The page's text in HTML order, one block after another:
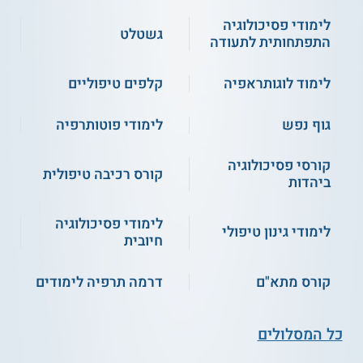
מעת לעת. המידע המוצג כאן נכתב ונערך על ידי
צוות האתר. למען הסר ספק בין האתר למוסד
למידע נוסף לחצו: אחוה - לימודי תעודה
והשתלמויות | יחידה ללימודי חוץ
לימודי פסיכולוגיה
התפתחותית לתעודה
גשטלט
לימוד לוגותראפיה
קלפים טיפוליים
גוף נפש
לימודי פוטותרפיה
קורסי פסיכולוגיה
ביהדות
קורס רכיבה טיפולית
לימודי גינון טיפולי
לימודי פסיכולוגיה
חיובית
קורס מתא"ם
דרמה תרפיה לימודים
כל המסלולים